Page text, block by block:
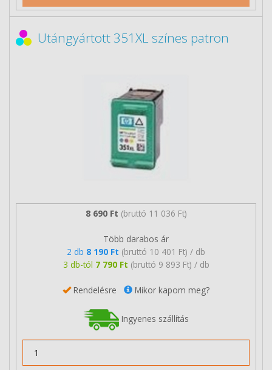
Utángyártott 351XL színes patron
8 690 Ft (bruttó 11 036 Ft)
Több darabos ár
2 db 8 190 Ft (bruttó 10 401 Ft) / db
3 db-tól 7 790 Ft (bruttó 9 893 Ft) / db
Rendelésre Mikor kapom meg?
Ingyenes szállítás